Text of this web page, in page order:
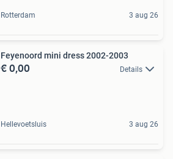
Rotterdam 3 aug 26
Feyenoord mini dress 2002-2003
€ 0,00 Details
Hellevoetsluis 3 aug 26